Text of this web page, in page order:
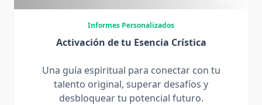
Informes Personalizados
Activación de tu Esencia Crística
Una guía espiritual para conectar con tu
talento original, superar desafíos y
desbloquear tu potencial futuro.